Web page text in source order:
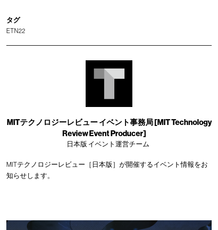
タグ
ETN22
MITテクノロジーレビュー イベント事務局 [MIT Technology
Review Event Producer]
日本版 イベント運営チーム
MITテクノロジーレビュー［日本版］が開催するイベント情報をお
知らせします。